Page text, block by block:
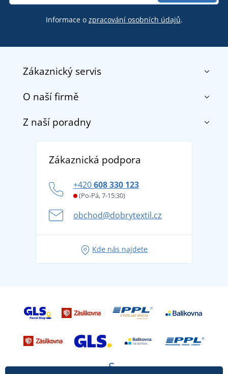
Informace o zpracování osobních údajů.
Zákaznický servis
Kontakt
Doprava a platba
Vrácení zboží a reklamace
Potisk a výšivka
Věrnostní program BONTIS +
O naší firmě
O nás
DobrýTextil pro firmy a organizace
Z naší poradny
tradicí od roku 1976
Letní dobrodružství začíná balením aneb připravte
se na dovolenou bez starostí
Tipy na svěží outfity pro pohodové léto
Zákaznická podpora
+420608 330 123
(Po-Pá, 7-15:30)
obchod@dobrytextil.cz
Kde nás najdete